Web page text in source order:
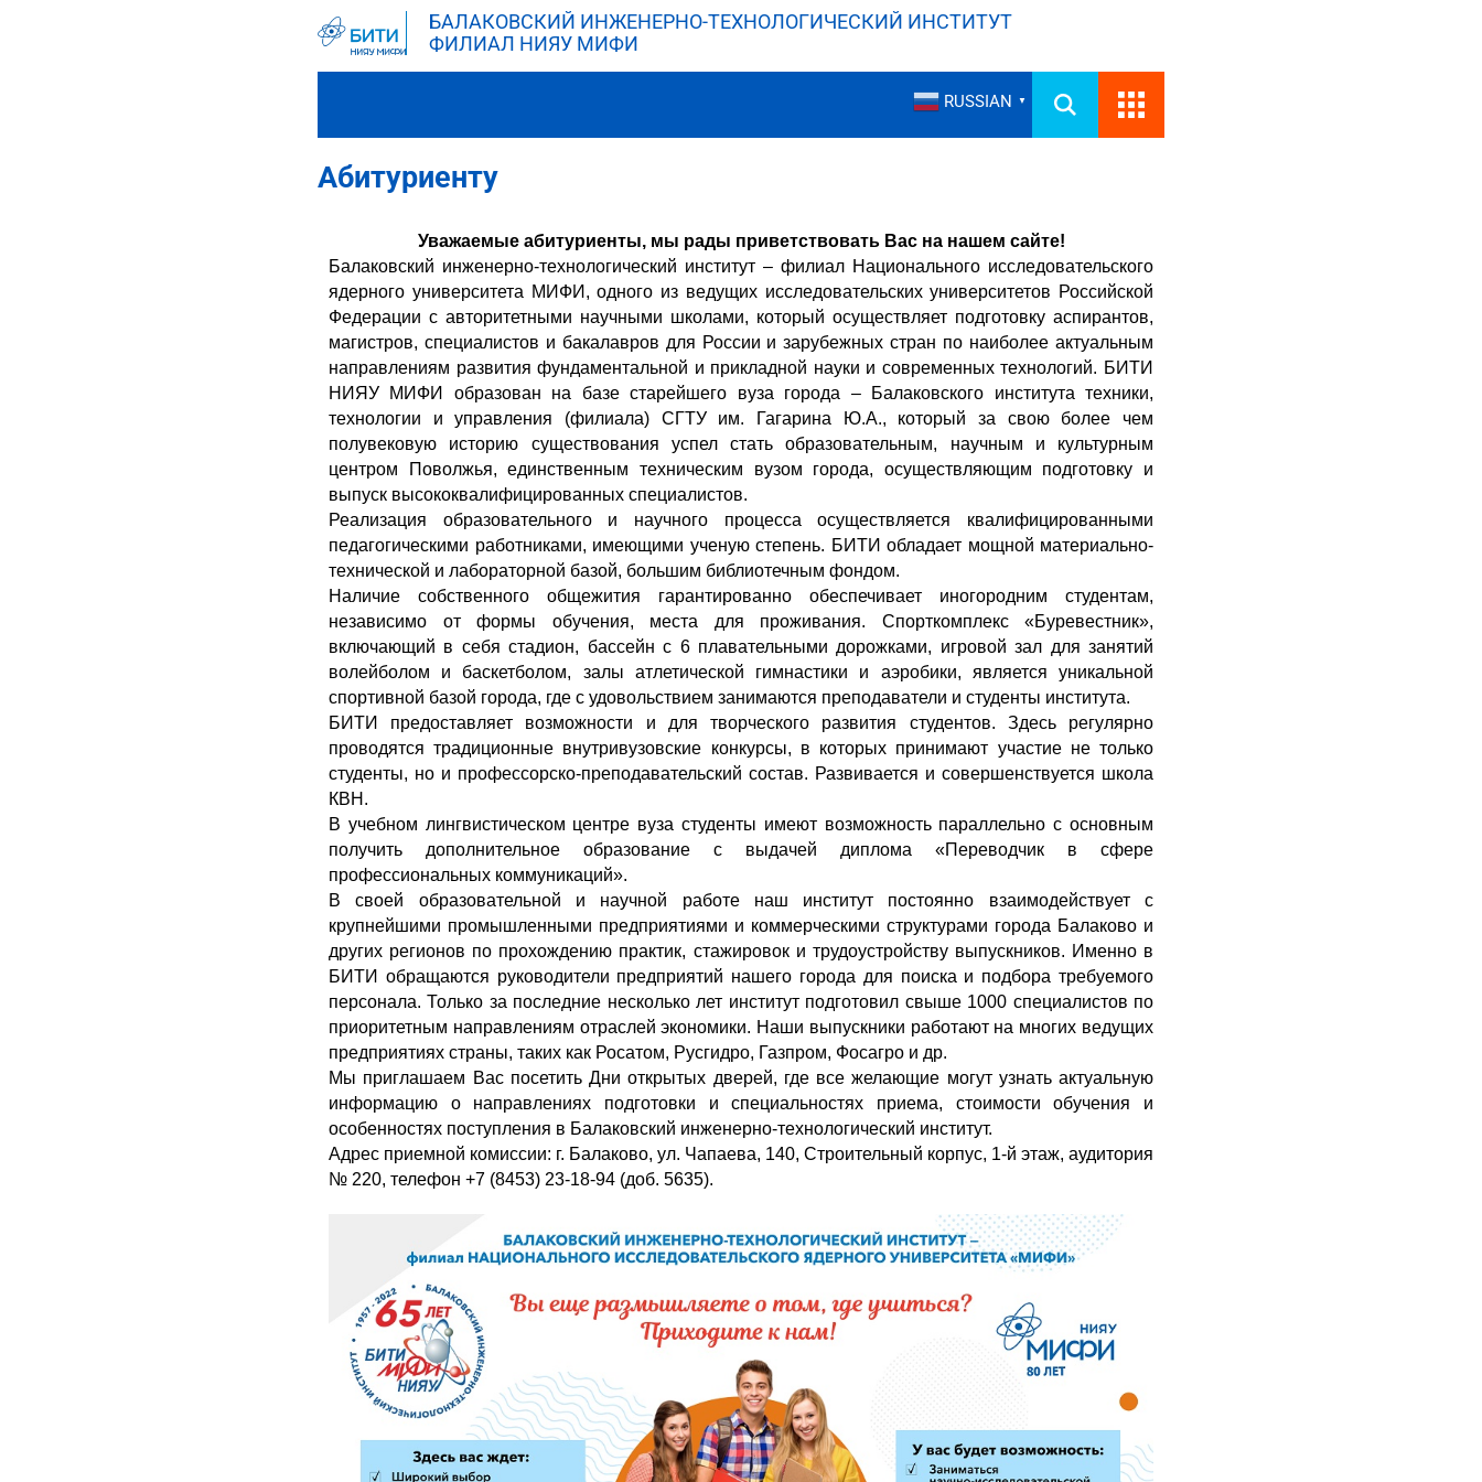
БАЛАКОВСКИЙ ИНЖЕНЕРНО-ТЕХНОЛОГИЧЕСКИЙ ИНСТИТУТ
ФИЛИАЛ НИЯУ МИФИ
RUSSIAN ▼
Абитуриенту
Уважаемые абитуриенты, мы рады приветствовать Вас на нашем сайте!
Балаковский инженерно-технологический институт – филиал Национального исследовательского
ядерного университета МИФИ, одного из ведущих исследовательских университетов Российской
Федерации с авторитетными научными школами, который осуществляет подготовку аспирантов,
магистров, специалистов и бакалавров для России и зарубежных стран по наиболее актуальным
направлениям развития фундаментальной и прикладной науки и современных технологий. БИТИ
НИЯУ МИФИ образован на базе старейшего вуза города – Балаковского института техники,
технологии и управления (филиала) СГТУ им. Гагарина Ю.А., который за свою более чем
полувековую историю существования успел стать образовательным, научным и культурным
центром Поволжья, единственным техническим вузом города, осуществляющим подготовку и
выпуск высококвалифицированных специалистов.
Реализация образовательного и научного процесса осуществляется квалифицированными
педагогическими работниками, имеющими ученую степень. БИТИ обладает мощной материально-
технической и лабораторной базой, большим библиотечным фондом.
Наличие собственного общежития гарантированно обеспечивает иногородним студентам,
независимо от формы обучения, места для проживания. Спорткомплекс «Буревестник»,
включающий в себя стадион, бассейн с 6 плавательными дорожками, игровой зал для занятий
волейболом и баскетболом, залы атлетической гимнастики и аэробики, является уникальной
спортивной базой города, где с удовольствием занимаются преподаватели и студенты института.
БИТИ предоставляет возможности и для творческого развития студентов. Здесь регулярно
проводятся традиционные внутривузовские конкурсы, в которых принимают участие не только
студенты, но и профессорско-преподавательский состав. Развивается и совершенствуется школа
КВН.
В учебном лингвистическом центре вуза студенты имеют возможность параллельно с основным
получить дополнительное образование с выдачей диплома «Переводчик в сфере
профессиональных коммуникаций».
В своей образовательной и научной работе наш институт постоянно взаимодействует с
крупнейшими промышленными предприятиями и коммерческими структурами города Балаково и
других регионов по прохождению практик, стажировок и трудоустройству выпускников. Именно в
БИТИ обращаются руководители предприятий нашего города для поиска и подбора требуемого
персонала. Только за последние несколько лет институт подготовил свыше 1000 специалистов по
приоритетным направлениям отраслей экономики. Наши выпускники работают на многих ведущих
предприятиях страны, таких как Росатом, Русгидро, Газпром, Фосагро и др.
Мы приглашаем Вас посетить Дни открытых дверей, где все желающие могут узнать актуальную
информацию о направлениях подготовки и специальностях приема, стоимости обучения и
особенностях поступления в Балаковский инженерно-технологический институт.
Адрес приемной комиссии: г. Балаково, ул. Чапаева, 140, Строительный корпус, 1-й этаж, аудитория
№ 220, телефон +7 (8453) 23-18-94 (доб. 5635).